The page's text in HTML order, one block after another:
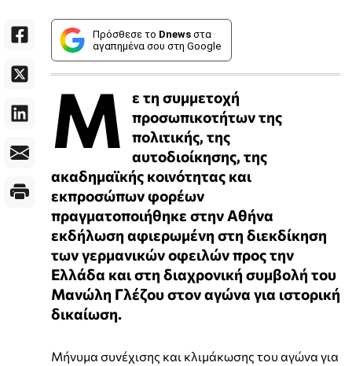
Πρόσθεσε το Dnews στα
αγαπημένα σου στη Google
Μ
ε τη συμμετοχή
προσωπικοτήτων της
πολιτικής, της
αυτοδιοίκησης, της
ακαδημαϊκής κοινότητας και
εκπροσώπων φορέων
πραγματοποιήθηκε στην Αθήνα
εκδήλωση αφιερωμένη στη διεκδίκηση
των γερμανικών οφειλών προς την
Ελλάδα και στη διαχρονική συμβολή του
Μανώλη Γλέζου στον αγώνα για ιστορική
δικαίωση.
Μήνυμα συνέχισης και κλιμάκωσης του αγώνα για